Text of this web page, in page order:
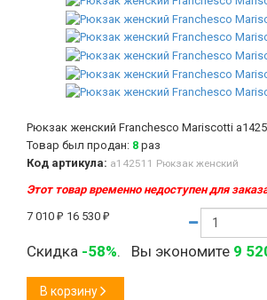
Рюкзак женский Franchesco Mariscotti
Товар был продан: 8 раз
Код артикула: а142511 Рюкзак женский
Этот товар временно недоступен для
7 010 ₽ 16 530 ₽
Скидка -58%. Вы экономите 9
В корзину